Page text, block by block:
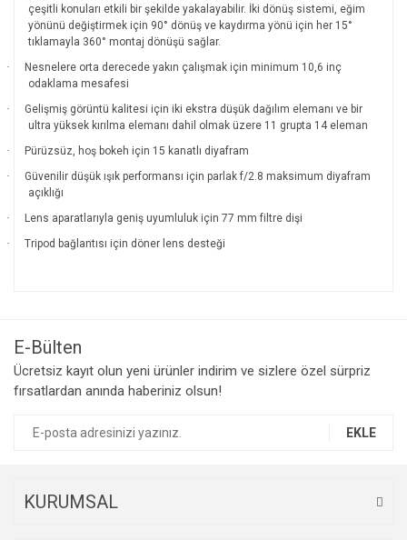
çeşitli konuları etkili bir şekilde yakalayabilir. İki dönüş sistemi, eğim
yönünü değiştirmek için 90° dönüş ve kaydırma yönü için her 15°
tıklamayla 360° montaj dönüşü sağlar.
·
Nesnelere orta derecede yakın çalışmak için minimum 10,6 inç
odaklama mesafesi
·
Gelişmiş görüntü kalitesi için iki ekstra düşük dağılım elemanı ve bir
ultra yüksek kırılma elemanı dahil olmak üzere 11 grupta 14 eleman
·
Pürüzsüz, hoş bokeh için 15 kanatlı diyafram
·
Güvenilir düşük ışık performansı için parlak f/2.8 maksimum diyafram
açıklığı
·
Lens aparatlarıyla geniş uyumluluk için 77 mm filtre dişi
·
Tripod bağlantısı için döner lens desteği
Ürün resmi kalitesiz, bozuk veya görüntülenemiyor.
Ürün açıklamasında eksik bilgiler bulunuyor.
E-Bülten
Ücretsiz kayıt olun yeni ürünler indirim ve sizlere özel sürpriz
fırsatlardan anında haberiniz olsun!
EKLE
KURUMSAL